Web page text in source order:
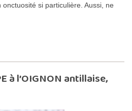
si particulière. Aussi, ne
à l’OIGNON antillaise,